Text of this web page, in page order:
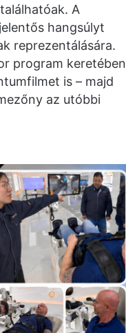
A
hangsúlyt
reprezentálására.
program keretében
is – majd
az utóbbi